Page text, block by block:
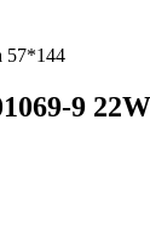
57*144
9